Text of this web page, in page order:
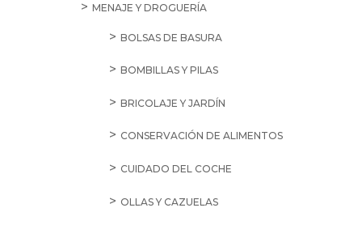
MENAJE Y DROGUERÍA
BOLSAS DE BASURA
BOMBILLAS Y PILAS
BRICOLAJE Y JARDÍN
CONSERVACIÓN DE ALIMENTOS
CUIDADO DEL COCHE
OLLAS Y CAZUELAS